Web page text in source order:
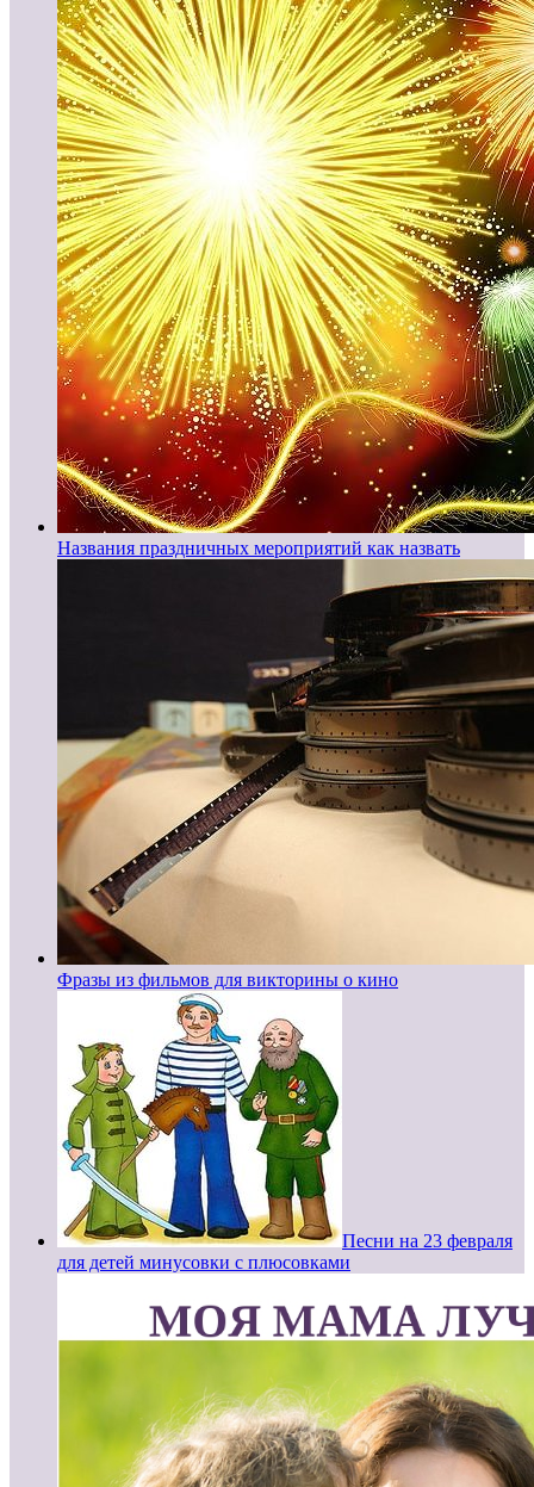
Названия праздничных мероприятий как назвать
Фразы из фильмов для викторины о кино
Песни на 23 февраля
для детей минусовки с плюсовками